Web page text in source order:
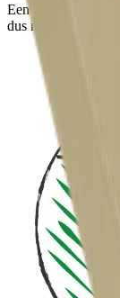
Een zeer dunne
dus meer ruimte.